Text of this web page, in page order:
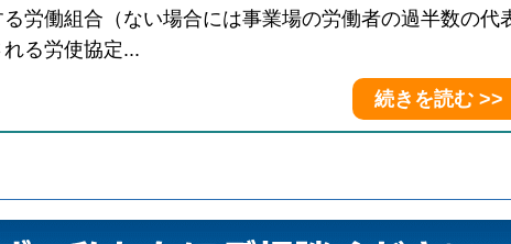
労働組合（ない場合には事業場の労働者の過半数の代
る労使協定...
続きを読む >>